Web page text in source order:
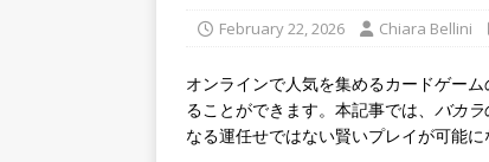
February 22, 2026 Chiara Bellini
オンラインで人気を集めるカードゲーム
ることができます。本記事では、 バカラ
なる運任せではない賢いプレイが可能に